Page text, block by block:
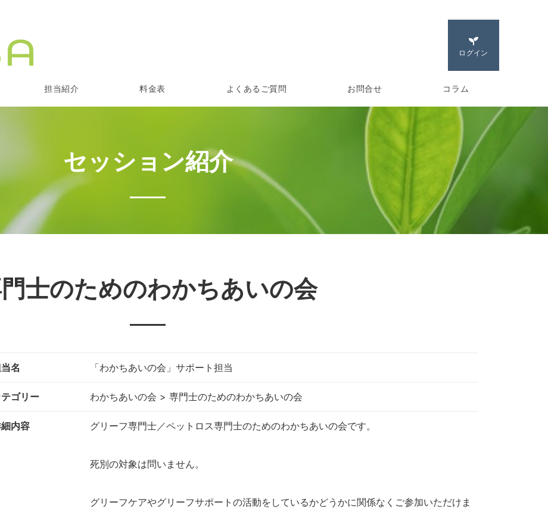
ログイン
担当紹介 料金表 よくあるご質問 お問合せ コラム
セッション紹介
士のためのわかちあいの会
名 「わかちあいの会」サポート担当
ゴリー わかちあいの会 > 専門士のためのわかちあいの会
内容 グリーフ専門士／ペットロス専門士のためのわかちあいの会です。
死別の対象は問いません。
グリーフケアやグリーフサポートの活動をしているかどうかに関係なくご参加いただけま